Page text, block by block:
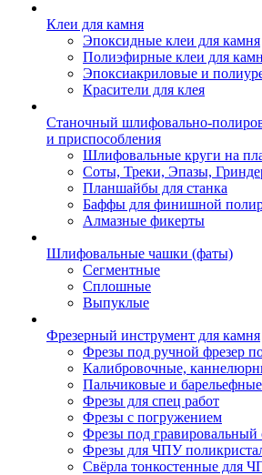
Клеи для камня
Эпоксидные клеи для камня
Полиэфирные клеи для
Эпоксиакриловые и
Красители для клея
Станочный шлифовально-
и приспособления
Шлифовальные круги на
Соты, Треки, Эпазы,
Планшайбы для станка
Баффы для финишной
Алмазные фикерты
Шлифовальные чашки (фаты)
Сегментные
Сплошные
Выпуклые
Фрезерный инструмент для камня
Фрезы под ручной фрезер
Калибровочные,
Пальчиковые и
Фрезы для спец работ
Фрезы с погружением
Фрезы под
Фрезы для ЧПУ
Свёрла тонкостенные для